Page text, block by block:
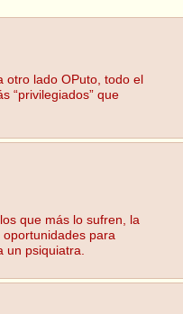
otro lado OPuto, todo el
“privilegiados” que
que más lo sufren, la
para
un psiquiatra.